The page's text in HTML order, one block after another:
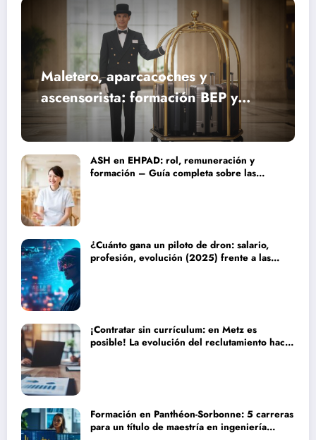
Maletero, aparcacoches y
ascensorista: formación BEP y
requisitos para trabajar fines de
semana en establecimientos de lujo
ASH en EHPAD: rol, remuneración y
formación – Guía completa sobre las
¿Cuánto gana un piloto de dron: salario,
profesión, evolución (2025) frente a las
¡Contratar sin currículum: en Metz es
posible! La evolución del reclutamiento hacia
Formación en Panthéon-Sorbonne: 5 carreras
para un título de maestría en ingeniería